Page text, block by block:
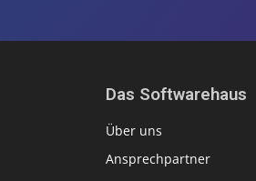
Das Softwarehaus
Über uns
Ansprechpartner